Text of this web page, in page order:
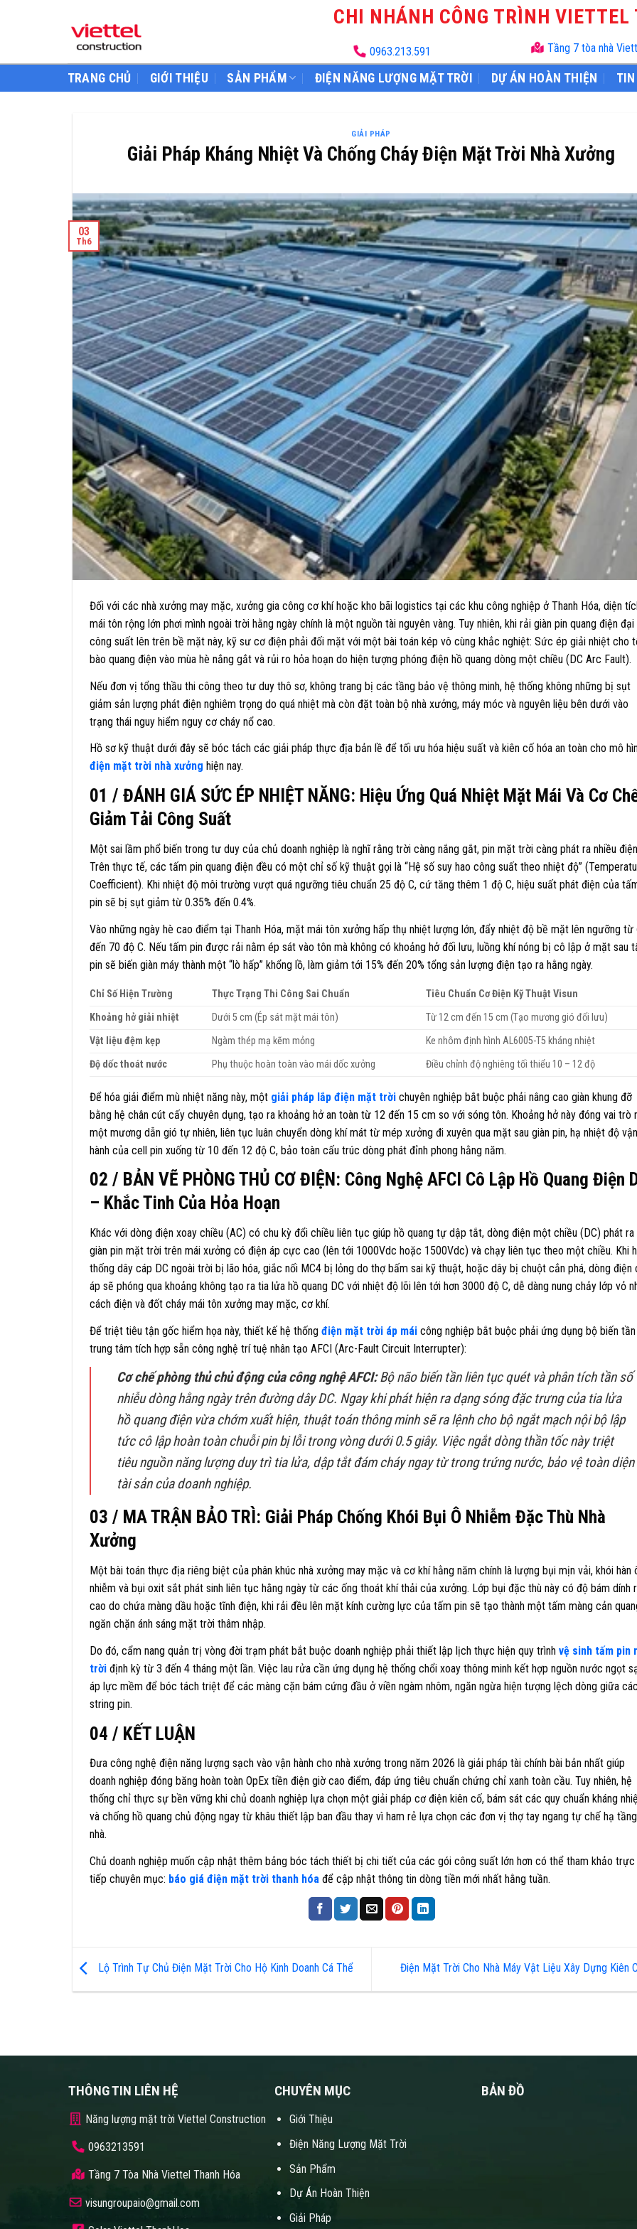
CHI NHÁNH CÔNG TRÌNH VIETTEL
0963.213.591 Tầng 7 tòa nhà
TRANG CHỦ GIỚI THIỆU SẢN PHẨM ĐIỆN NĂNG LƯỢNG MẶT TRỜI DỰ ÁN HOÀN THIỆN
GIẢI PHÁP
Giải Pháp Kháng Nhiệt Và Chống Cháy Điện Mặt Trời Nhà Xưởng
03
Th6
Đối với các nhà xưởng may mặc, xưởng gia công cơ khí hoặc kho bãi logistics tại các khu công nghiệp ở Thanh Hóa, diện
mái tôn rộng lớn phơi mình ngoài trời hằng ngày chính là một nguồn tài nguyên vàng. Tuy nhiên, khi rải giàn pin quang điện đại
công suất lên trên bề mặt này, kỹ sư cơ điện phải đối mặt với một bài toán kép vô cùng khắc nghiệt: Sức ép giải nhiệt cho
bào quang điện vào mùa hè nắng gắt và rủi ro hỏa hoạn do hiện tượng phóng điện hồ quang dòng một chiều (DC Arc Fault).
Nếu đơn vị tổng thầu thi công theo tư duy thô sơ, không trang bị các tầng bảo vệ thông minh, hệ thống không những bị sụt
giảm sản lượng phát điện nghiêm trọng do quá nhiệt mà còn đặt toàn bộ nhà xưởng, máy móc và nguyên liệu bên dưới vào
trạng thái nguy hiểm nguy cơ cháy nổ cao.
Hồ sơ kỹ thuật dưới đây sẽ bóc tách các giải pháp thực địa bản lề để tối ưu hóa hiệu suất và kiên cố hóa an toàn cho mô
điện mặt trời nhà xưởng hiện nay.
01 / ĐÁNH GIÁ SỨC ÉP NHIỆT NĂNG: Hiệu Ứng Quá Nhiệt Mặt Mái Và Cơ
Giảm Tải Công Suất
Một sai lầm phổ biến trong tư duy của chủ doanh nghiệp là nghĩ rằng trời càng nắng gắt, pin mặt trời càng phát ra nhiều
Trên thực tế, các tấm pin quang điện đều có một chỉ số kỹ thuật gọi là “Hệ số suy hao công suất theo nhiệt độ”
Coefficient). Khi nhiệt độ môi trường vượt quá ngưỡng tiêu chuẩn 25 độ C, cứ tăng thêm 1 độ C, hiệu suất phát điện của
pin sẽ bị sụt giảm từ 0.35% đến 0.4%.
Vào những ngày hè cao điểm tại Thanh Hóa, mặt mái tôn xưởng hấp thụ nhiệt lượng lớn, đẩy nhiệt độ bề mặt lên ngưỡng từ
đến 70 độ C. Nếu tấm pin được rải nằm ép sát vào tôn mà không có khoảng hở đối lưu, luồng khí nóng bị cô lập ở mặt sau
pin sẽ biến giàn máy thành một “lò hấp” khổng lồ, làm giảm tới 15% đến 20% tổng sản lượng điện tạo ra hằng ngày.
Chỉ Số Hiện Trường Thực Trạng Thi Công Sai Chuẩn
Tiêu Chuẩn Cơ Điện Kỹ Thuật Visun
Khoảng hở giải nhiệt
Dưới 5 cm (Ép sát mặt mái tôn)
Từ 12 cm đến 15 cm (Tạo mương gió đối lưu)
Vật liệu đệm kẹp
Ngàm thép mạ kẽm mỏng
Ke nhôm định hình AL6005-T5 kháng nhiệt
Độ dốc thoát nước
Phụ thuộc hoàn toàn vào mái dốc xưởng Điều chỉnh độ nghiêng tối thiểu 10 – 12 độ
Để hóa giải điểm mù nhiệt năng này, một giải pháp lắp điện mặt trời chuyên nghiệp bắt buộc phải nâng cao giàn khung đỡ
bằng hệ chân cút cấy chuyên dụng, tạo ra khoảng hở an toàn từ 12 đến 15 cm so với sóng tôn. Khoảng hở này đóng vai trò
một mương dẫn gió tự nhiên, liên tục luân chuyển dòng khí mát từ mép xưởng đi xuyên qua mặt sau giàn pin, hạ nhiệt độ vận
hành của cell pin xuống từ 10 đến 12 độ C, bảo toàn cấu trúc dòng phát đỉnh phong hằng năm.
02 / BẢN VẼ PHÒNG THỦ CƠ ĐIỆN: Công Nghệ AFCI Cô Lập Hồ Quang Điện
– Khắc Tinh Của Hỏa Hoạn
Khác với dòng điện xoay chiều (AC) có chu kỳ đổi chiều liên tục giúp hồ quang tự dập tắt, dòng điện một chiều (DC) phát
giàn pin mặt trời trên mái xưởng có điện áp cực cao (lên tới 1000Vdc hoặc 1500Vdc) và chạy liên tục theo một chiều. Khi
thống dây cáp DC ngoài trời bị lão hóa, giắc nối MC4 bị lỏng do thợ bấm sai kỹ thuật, hoặc dây bị chuột cắn phá, dòng điện
áp sẽ phóng qua khoảng không tạo ra tia lửa hồ quang DC với nhiệt độ lõi lên tới hơn 3000 độ C, dễ dàng nung chảy lớp vỏ
cách điện và đốt cháy mái tôn xưởng may mặc, cơ khí.
Để triệt tiêu tận gốc hiểm họa này, thiết kế hệ thống điện mặt trời áp mái công nghiệp bắt buộc phải ứng dụng bộ biến tần
trung tâm tích hợp sẵn công nghệ trí tuệ nhân tạo AFCI (Arc-Fault Circuit Interrupter):
Cơ chế phòng thủ chủ động của công nghệ AFCI:Bộ não biến tần liên tục quét và phân tích tần số
nhiễu dòng hằng ngày trên đường dây DC. Ngay khi phát hiện ra dạng sóng đặc trưng của tia lửa
hồ quang điện vừa chớm xuất hiện, thuật toán thông minh sẽ ra lệnh cho bộ ngắt mạch nội bộ lập
tức cô lập hoàn toàn chuỗi pin bị lỗi trong vòng dưới 0.5 giây. Việc ngắt dòng thần tốc này triệt
tiêu nguồn năng lượng duy trì tia lửa, dập tắt đám cháy ngay từ trong trứng nước, bảo vệ toàn diện
tài sản của doanh nghiệp.
03 / MA TRẬN BẢO TRÌ: Giải Pháp Chống Khói Bụi Ô Nhiễm Đặc Thù Nhà
Xưởng
Một bài toán thực địa riêng biệt của phân khúc nhà xưởng may mặc và cơ khí hằng năm chính là lượng bụi mịn vải, khói hàn
nhiễm và bụi oxit sắt phát sinh liên tục hằng ngày từ các ống thoát khí thải của xưởng. Lớp bụi đặc thù này có độ bám dính
cao do chứa màng dầu hoặc tĩnh điện, khi rải đều lên mặt kính cường lực của tấm pin sẽ tạo thành một tấm màng cản
ngăn chặn ánh sáng mặt trời thâm nhập.
Do đó, cẩm nang quản trị vòng đời trạm phát bắt buộc doanh nghiệp phải thiết lập lịch thực hiện quy trình vệ sinh tấm pin
trời định kỳ từ 3 đến 4 tháng một lần. Việc lau rửa cần ứng dụng hệ thống chổi xoay thông minh kết hợp nguồn nước ngọt
áp lực mềm để bóc tách triệt để các màng cặn bám cứng đầu ở viền ngàm nhôm, ngăn ngừa hiện tượng lệch dòng giữa các
string pin.
04 / KẾT LUẬN
Đưa công nghệ điện năng lượng sạch vào vận hành cho nhà xưởng trong năm 2026 là giải pháp tài chính bài bản nhất giúp
doanh nghiệp đóng băng hoàn toàn OpEx tiền điện giờ cao điểm, đáp ứng tiêu chuẩn chứng chỉ xanh toàn cầu. Tuy nhiên, hệ
thống chỉ thực sự bền vững khi chủ doanh nghiệp lựa chọn một giải pháp cơ điện kiên cố, bám sát các quy chuẩn kháng
và chống hồ quang chủ động ngay từ khâu thiết lập ban đầu thay vì ham rẻ lựa chọn các đơn vị thợ tay ngang tự chế hạ
nhà.
Chủ doanh nghiệp muốn cập nhật thêm bảng bóc tách thiết bị chi tiết của các gói công suất lớn hơn có thể tham khảo trực
tiếp chuyên mục: báo giá điện mặt trời thanh hóa để cập nhật thông tin dòng tiền mới nhất hằng tuần.
Lộ Trình Tự Chủ Điện Mặt Trời Cho Hộ Kinh Doanh Cá Thể Điện Mặt Trời Cho Nhà Máy Vật Liệu Xây Dựng Kiên
THÔNG TIN LIÊN HỆ
Năng lượng mặt trời Viettel Construction
0963213591
Tầng 7 Tòa Nhà Viettel Thanh Hóa
visungroupaio@gmail.com
CHUYÊN MỤC
Giới Thiệu
Điện Năng Lượng Mặt Trời
Sản Phẩm
Dự Án Hoàn Thiện
Giải Pháp
BẢN ĐỒ